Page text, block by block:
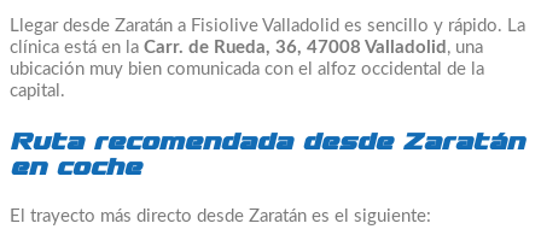
Llegar desde Zaratán a Fisiolive Valladolid es sencillo y rápido. La
clínica está en la Carr. de Rueda, 36, 47008 Valladolid , una
ubicación muy bien comunicada con el alfoz occidental de la
capital.
Ruta recomendada desde Zaratán
en coche
El trayecto más directo desde Zaratán es el siguiente: